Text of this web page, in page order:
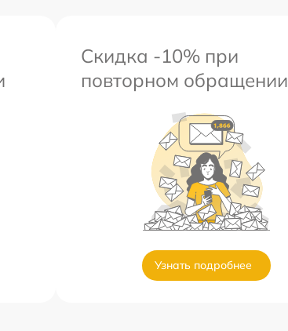
Скидка -10% при
повторном обращении
Узнать подробнее